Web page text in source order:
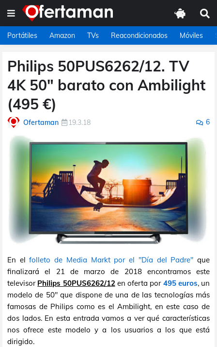
Portátiles Amazon TVs Reacondicionados Móviles
Philips 50PUS6262/12. TV
4K 50" barato con Ambilight
(495 €)
Ofertaman 19.3.18 6
En elfolleto de Media Markt por el "Día del Padre" que
finalizará el 21 de marzo de 2018 encontramos este
televisor Philips 50PUS6262/12en oferta por 495 euros, un
modelo de 50" que dispone de una de las tecnologías más
famosas de Philips como es el Ambilight, en este caso de
dos lados. En esta entrada vamos a ver qué características
nos ofrece este modelo y a los usuarios a los que está
dirigido.